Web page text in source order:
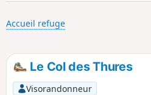
Accueil refuge
Le Col des Thures
Visorandonneur